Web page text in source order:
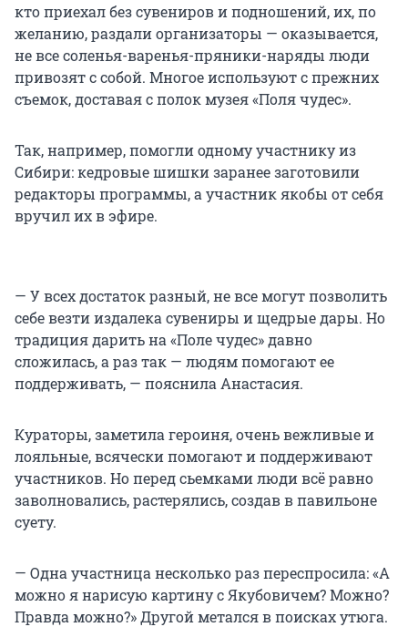
кто приехал без сувениров и подношений, их, по
желанию, раздали организаторы — оказывается,
не все соленья-варенья-пряники-наряды люди
привозят с собой. Многое используют с прежних
съемок, доставая с полок музея «Поля чудес».
Так, например, помогли одному участнику из
Сибири: кедровые шишки заранее заготовили
редакторы программы, а участник якобы от себя
вручил их в эфире.
— У всех достаток разный, не все могут позволить
себе везти издалека сувениры и щедрые дары. Но
традиция дарить на «Поле чудес» давно
сложилась, а раз так — людям помогают ее
поддерживать, — пояснила Анастасия.
Кураторы, заметила героиня, очень вежливые и
лояльные, всячески помогают и поддерживают
участников. Но перед сьемками люди всё равно
заволновались, растерялись, создав в павильоне
суету.
— Одна участница несколько раз переспросила: «А
можно я нарисую картину с Якубовичем? Можно?
Правда можно?» Другой метался в поисках утюга.